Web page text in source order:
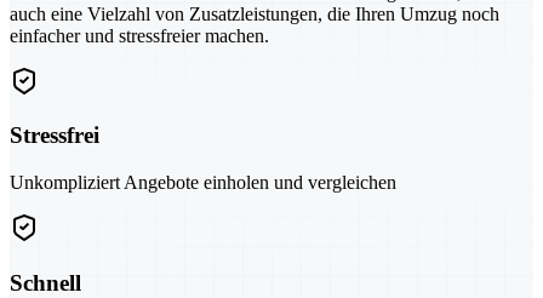
auch eine Vielzahl von Zusatzleistungen, die Ihren Umzug noch
einfacher und stressfreier machen.
Stressfrei
Unkompliziert Angebote einholen und vergleichen
Schnell